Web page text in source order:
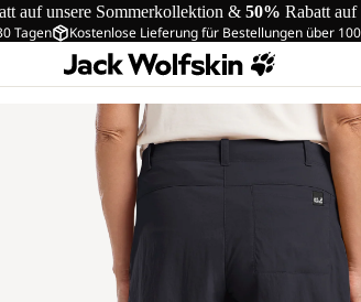
auf unsere Sommerkollektion & 50% Rabatt auf
Tagen Kostenlose Lieferung für Bestellungen über